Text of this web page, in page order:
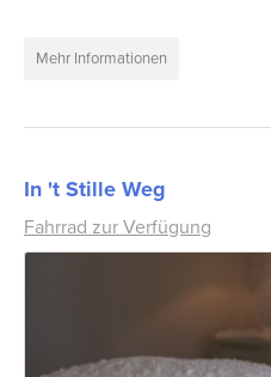
Mehr Informationen
In 't Stille Weg
Fahrrad zur Verfügung